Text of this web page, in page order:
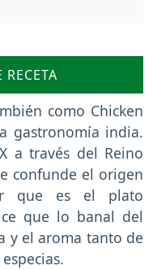
como Chicken
gastronomía india.
a través del Reino
confunde el origen
que es el plato
que lo banal del
y el aroma tanto de